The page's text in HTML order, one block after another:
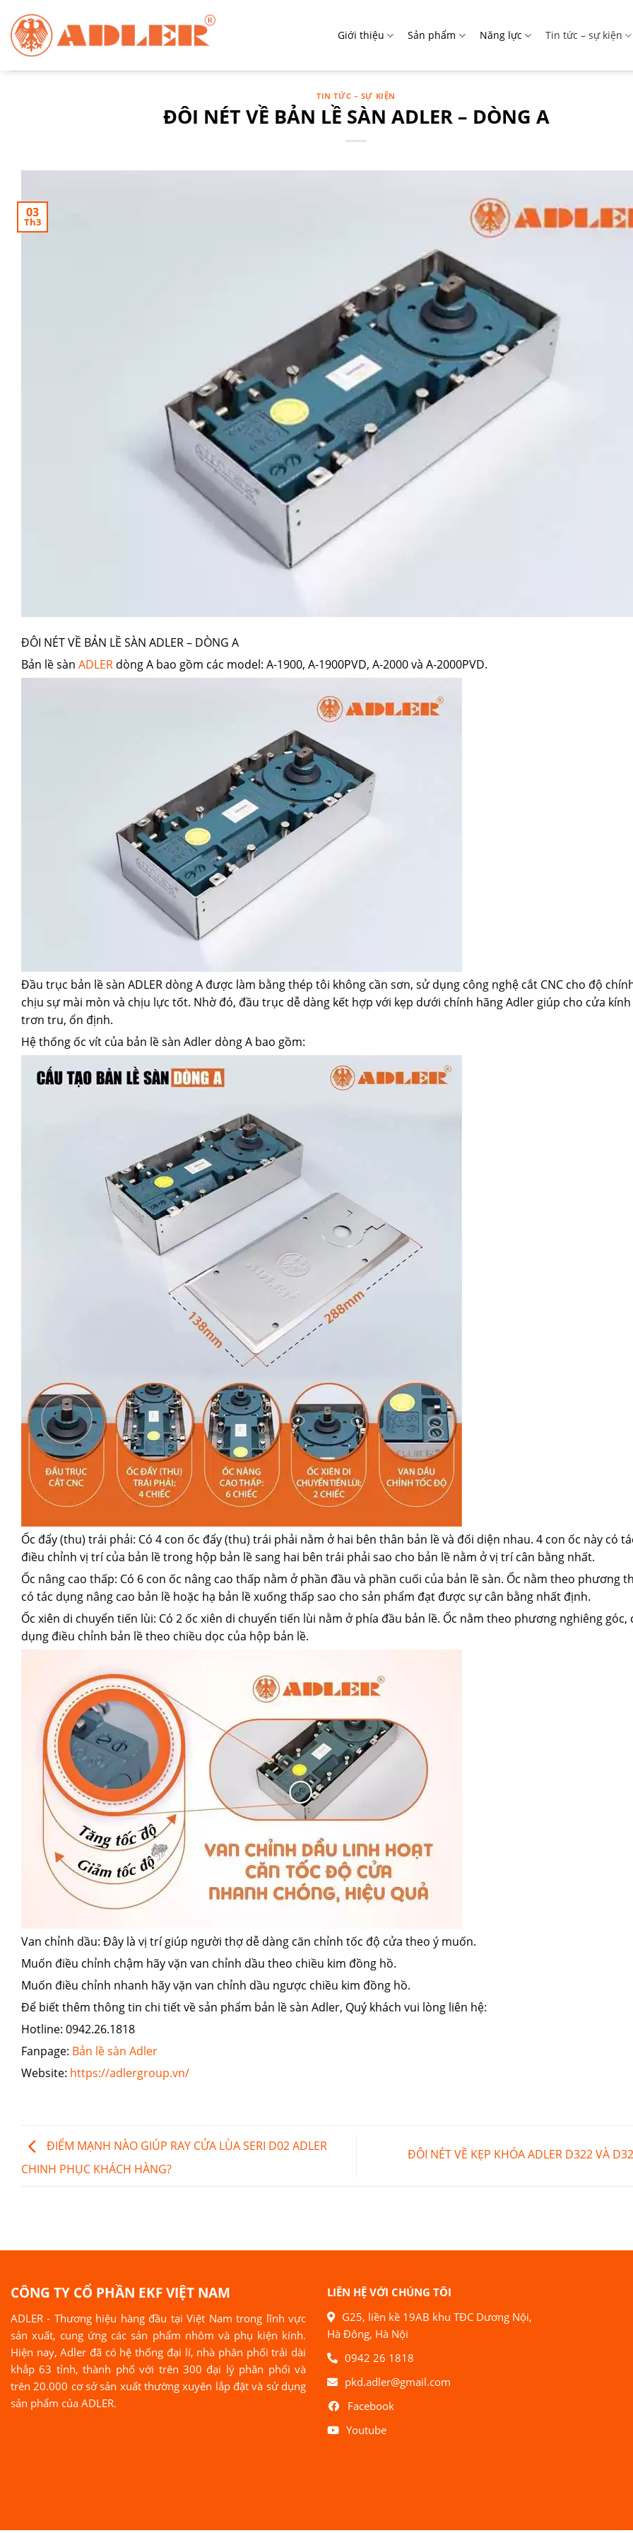
đến
nội
dung
Giới thiệu Sản phẩm Năng lực Tin tức – sự kiện
TIN TỨC – SỰ KIỆN
ĐÔI NÉT VỀ BẢN LỀ SÀN ADLER – DÒNG A
03
Th3
ĐÔI NÉT VỀ BẢN LỀ SÀN ADLER – DÒNG A
Bản lề sàn ADLER dòng A bao gồm các model: A-1900, A-1900PVD, A-2000 và A-2000PVD.
Đầu trục bản lề sàn ADLER dòng A được làm bằng thép tôi không cần sơn, sử dụng công nghệ cắt CNC cho độ
chịu sự mài mòn và chịu lực tốt. Nhờ đó, đầu trục dễ dàng kết hợp với kẹp dưới chính hãng Adler giúp cho cửa
trơn tru, ổn định.
Hệ thống ốc vít của bản lề sàn Adler dòng A bao gồm:
Ốc đẩy (thu) trái phải: Có 4 con ốc đẩy (thu) trái phải nằm ở hai bên thân bản lề và đối diện nhau. 4 con ốc này có
điều chỉnh vị trí của bản lề trong hộp bản lề sang hai bên trái phải sao cho bản lề nằm ở vị trí cân bằng nhất.
Ốc nâng cao thấp: Có 6 con ốc nâng cao thấp nằm ở phần đầu và phần cuối của bản lề sàn. Ốc nằm theo phương
có tác dụng nâng cao bản lề hoặc hạ bản lề xuống thấp sao cho sản phẩm đạt được sự cân bằng nhất định.
Ốc xiên di chuyển tiến lùi: Có 2 ốc xiên di chuyển tiến lùi nằm ở phía đầu bản lề. Ốc nằm theo phương nghiêng góc,
dụng điều chỉnh bản lề theo chiều dọc của hộp bản lề.
Van chỉnh dầu: Đây là vị trí giúp người thợ dễ dàng căn chỉnh tốc độ cửa theo ý muốn.
Muốn điều chỉnh chậm hãy vặn van chỉnh dầu theo chiều kim đồng hồ.
Muốn điều chỉnh nhanh hãy vặn van chỉnh dầu ngược chiều kim đồng hồ.
Để biết thêm thông tin chi tiết về sản phẩm bản lề sàn Adler, Quý khách vui lòng liên hệ:
Hotline: 0942.26.1818
Fanpage: Bản lề sàn Adler
Website: https://adlergroup.vn/
ĐIỂM MẠNH NÀO GIÚP RAY CỬA LÙA SERI D02 ADLER
CHINH PHỤC KHÁCH HÀNG?
ĐÔI NÉT VỀ KẸP KHÓA ADLER D322 VÀ
CÔNG TY CỔ PHẦN EKF VIỆT NAM
ADLER - Thương hiệu hàng đầu tại Việt Nam trong lĩnh vực
sản xuất, cung ứng các sản phẩm nhôm và phụ kiện kính.
Hiện nay, Adler đã có hệ thống đại lí, nhà phân phối trải dài
khắp 63 tỉnh, thành phố với trên 300 đại lý phân phối và
trên 20.000 cơ sở sản xuất thường xuyên lắp đặt và sử dụng
sản phẩm của ADLER.
LIÊN HỆ VỚI CHÚNG TÔI
G25, liền kề 19AB khu TĐC Dương Nội,
Hà Đông, Hà Nội
0942 26 1818
pkd.adler@gmail.com
Facebook
Youtube